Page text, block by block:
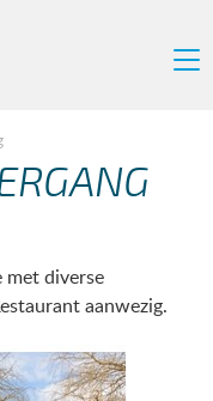
met diverse
aanwezig.